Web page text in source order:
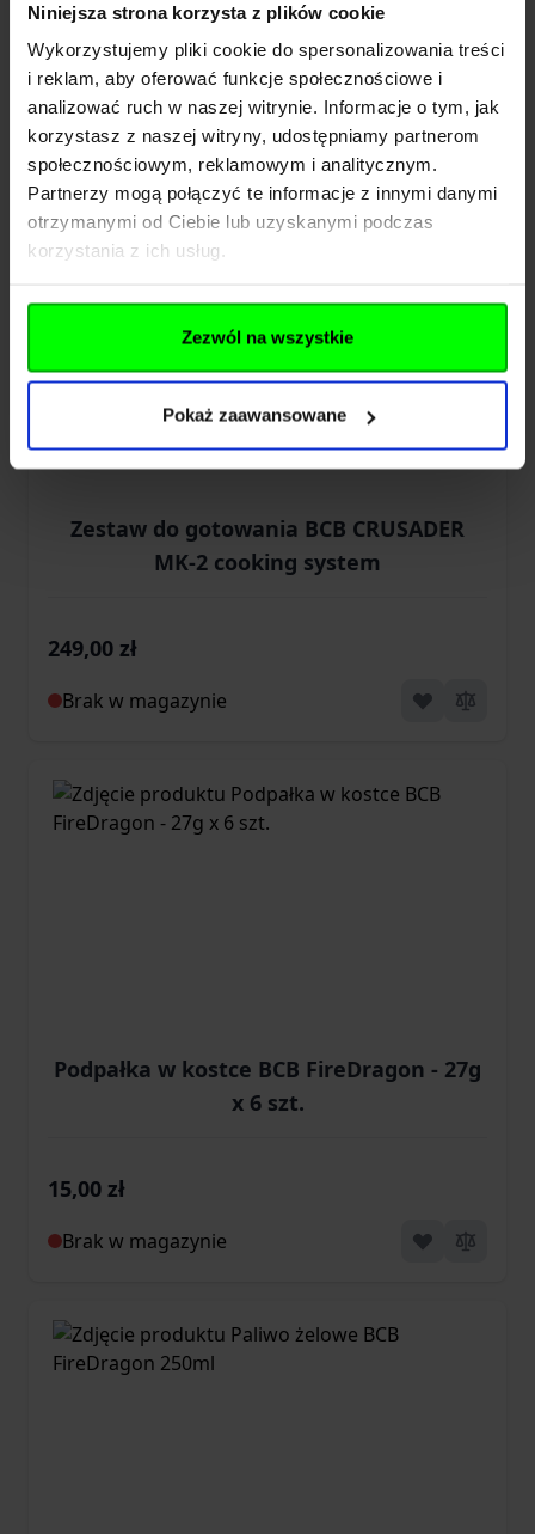
Niniejsza strona korzysta z plików cookie
Wykorzystujemy pliki cookie do spersonalizowania treści
i reklam, aby oferować funkcje społecznościowe i
analizować ruch w naszej witrynie. Informacje o tym, jak
korzystasz z naszej witryny, udostępniamy partnerom
społecznościowym, reklamowym i analitycznym.
Partnerzy mogą połączyć te informacje z innymi danymi
otrzymanymi od Ciebie lub uzyskanymi podczas
korzystania z ich usług.
Zezwól na wszystkie
Pokaż zaawansowane
cooking system
249,00 zł
Brak w magazynie
Zestaw do gotowania BCB CRUSADER
MK-2 cooking system
249,00 zł
Brak w magazynie
Podpałka w kostce BCB FireDragon - 27g
x 6 szt.
15,00 zł
Brak w magazynie